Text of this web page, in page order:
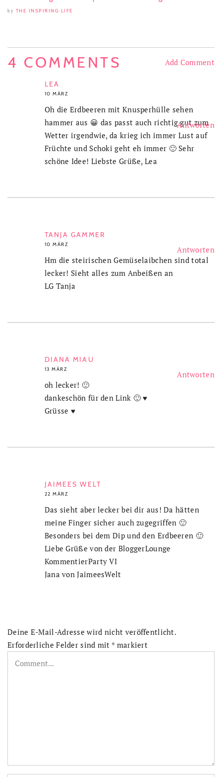
by THE INSPIRING LIFE
4 COMMENTS Add Comment
LEA
10 MÄRZ
Oh die Erdbeeren mit Knusperhülle sehen
hammer aus 😀 das passt auch richtig gut zum
Wetter irgendwie, da krieg ich immer Lust auf
Früchte und Schoki geht eh immer 🙂 Sehr
schöne Idee! Liebste Grüße, Lea
TANJA GAMMER
10 MÄRZ
Antworten
Hm die steirischen Gemüselaibchen sind total
lecker! Sieht alles zum Anbeißen an
LG Tanja
DIANA MIAU
13 MÄRZ
Antworten
oh lecker! 🙂
dankeschön für den Link 🙂 ♥
Grüsse ♥
JAIMEES WELT
22 MÄRZ
Antworten
Das sieht aber lecker bei dir aus! Da hätten
meine Finger sicher auch zugegriffen 🙂
Besonders bei dem Dip und den Erdbeeren 🙂
Liebe Grüße von der BloggerLounge
KommentierParty VI
Jana von JaimeesWelt
Deine E-Mail-Adresse wird nicht veröffentlicht.
Erforderliche Felder sind mit * markiert